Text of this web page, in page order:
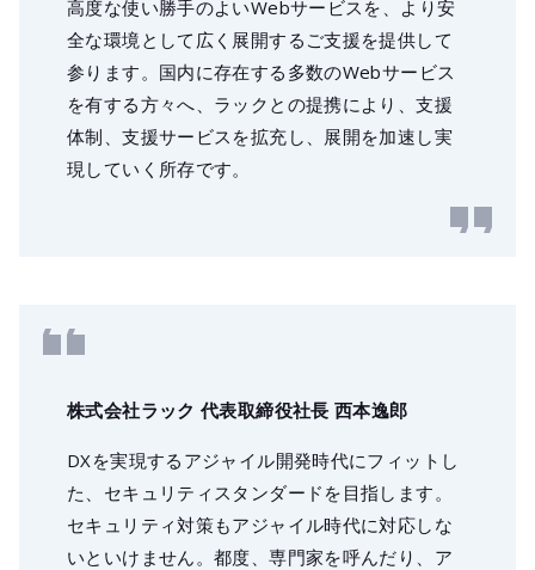
高度な使い勝手のよいWebサービスを、より安
全な環境として広く展開するご支援を提供して
参ります。国内に存在する多数のWebサービス
を有する方々へ、ラックとの提携により、支援
体制、支援サービスを拡充し、展開を加速し実
現していく所存です。
株式会社ラック 代表取締役社長 西本逸郎
DXを実現するアジャイル開発時代にフィットし
た、セキュリティスタンダードを目指します。
セキュリティ対策もアジャイル時代に対応しな
いといけません。都度、専門家を呼んだり、ア